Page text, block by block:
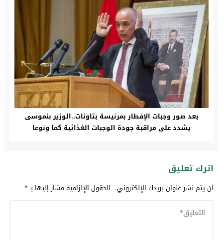
بعد صور وجبات الإفطار بمرنيسة بتاونات..الوزير بنموسى
يشدد على مراقبة جودة الوجبات الغذائية كما ونوعا
اترك تعليق
لن يتم نشر عنوان بريدك الإلكتروني. الحقول الإلزامية مشار إليها بـ*